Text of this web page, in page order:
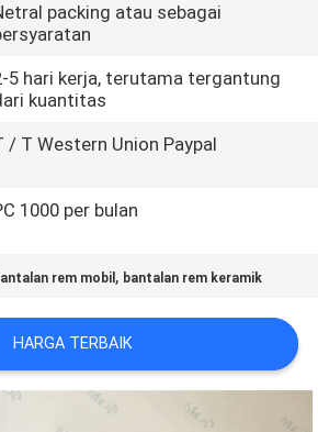
packing atau sebagai
5 hari kerja, terutama tergantung
kuantitas
/ T Western Union Paypal
1000 per bulan
rem mobil , bantalan rem keramik
HARGA TERBAIK